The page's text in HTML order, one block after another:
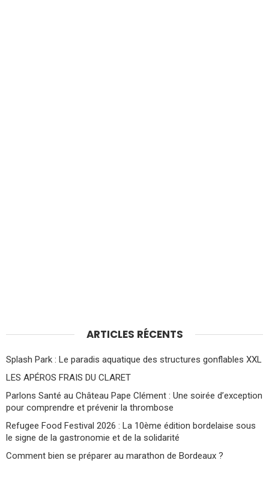
ARTICLES RÉCENTS
Splash Park : Le paradis aquatique des structures gonflables XXL
LES APÉROS FRAIS DU CLARET
Parlons Santé au Château Pape Clément : Une soirée d’exception
pour comprendre et prévenir la thrombose
Refugee Food Festival 2026 : La 10ème édition bordelaise sous
le signe de la gastronomie et de la solidarité
Comment bien se préparer au marathon de Bordeaux ?